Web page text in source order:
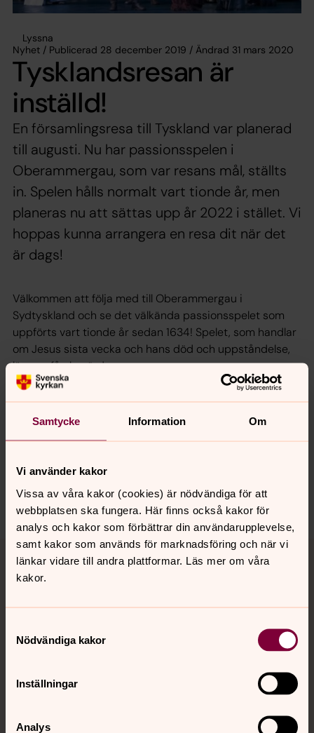
Samtycke Information Om
Vi använder kakor
Vissa av våra kakor (cookies) är nödvändiga för att
webbplatsen ska fungera. Här finns också kakor för
analys och kakor som förbättrar din användarupplevelse,
samt kakor som används för marknadsföring och när vi
länkar vidare till andra plattformar. Läs mer om våra
kakor.
Nödvändiga kakor
Inställningar
Analys
Lyssna
Nyhet / Publicerad 28 december 2019 / Ändrad 31 mars 2020
Tysklandsresan är
inställd!
En församlingsresa till Tyskland var planerad
till augusti. Nu har passionsspelen i
Oberammergau, som var resans mål, ställts
in. Spelen hålls normalt vart tionde år, men
planeras nu att sättas upp år 2022 i stället. Vi
hoppas kunna arrangera en resa dit när det
är dags!
Välkommen att följa med till Oberammergau i
Sydtyskland och se det välkända passions­spelet som
uppförts vart tionde år sedan 1634! Spelet, som handlar
om Jesus sista vecka och hans död och uppståndelse,
lämnar få oberörda.
Synpunkter eller frågor på sidans
vasterlovsta.pastorat@svenskakyrkan.se
Dela
Tillbaka till toppen
Tillbaka till innehållet
Hitta snabbt